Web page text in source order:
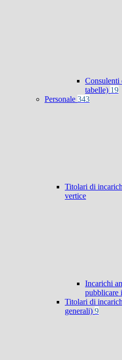
Consulenti
tabelle) 19
Personale 343
Titolari di
vertice
Incarichi
pubblicare
Titolari di
generali) 9